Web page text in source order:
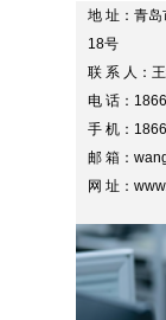
地 址：青
18号
联 系 人：
电 话：
手 机：
邮 箱：
网 址：